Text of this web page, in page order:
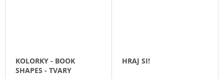
KOLORKY - BOOK
SHAPES - TVARY
HRAJ SI!